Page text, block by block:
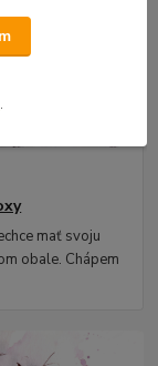
mať svoju
obale. Chápem
.